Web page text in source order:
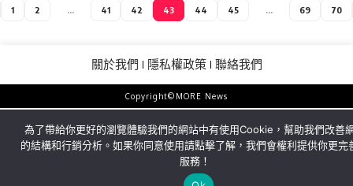
1 2 ... 41 42 43 44 45 ... 69 70
關於我們 隱私權政策 聯絡我們
Copyright©MORE News
為了帶給你更好的瀏覽體驗我們的網站中有使用Cookie，幫助我們改善
的結構和行銷分析。如果你同意使用請點擊了解，我們會權利提供你更完
服務！